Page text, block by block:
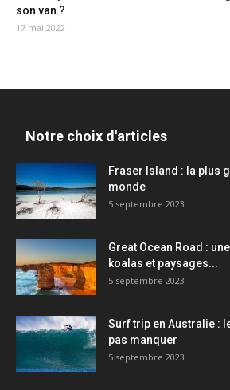
son van ?
17 mai 2022
Notre choix d'articles
Fraser Island : la plus
monde
5 septembre 2023
Great Ocean Road :
koalas et paysages...
5 septembre 2023
Surf trip en Australie :
pas manquer
5 septembre 2023